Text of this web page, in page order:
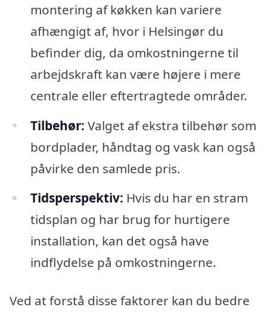
montering af køkken kan variere
afhængigt af, hvor i Helsingør du
befinder dig, da omkostningerne til
arbejdskraft kan være højere i mere
centrale eller eftertragtede områder.
Tilbehør: Valget af ekstra tilbehør som
bordplader, håndtag og vask kan også
påvirke den samlede pris.
Tidsperspektiv: Hvis du har en stram
tidsplan og har brug for hurtigere
installation, kan det også have
indflydelse på omkostningerne.
Ved at forstå disse faktorer kan du bedre